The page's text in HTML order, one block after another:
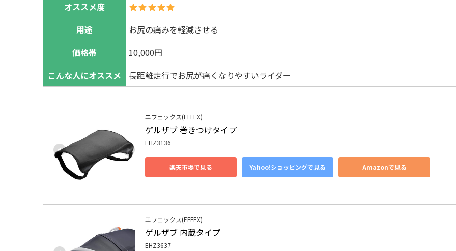
オススメ度
用途
お尻の痛みを軽減させる
価格帯
10,000円
こんな人にオススメ
長距離走行でお尻が痛くなりやすいライダー
エフェックス(EFFEX)
ゲルザブ 巻きつけタイプ
EHZ3136
楽天市場で見る Yahoo!ショッピングで見る Amazonで見る
エフェックス(EFFEX)
ゲルザブ 内蔵タイプ
EHZ3637